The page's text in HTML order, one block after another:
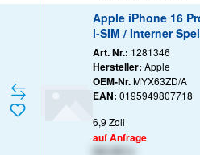
Apple iPhone 16
l-SIM / Interner
Art. Nr.: 1281346
Hersteller: Apple
OEM-Nr.MYX63ZD/A
EAN: 0195949807718
6,9 Zoll
auf Anfrage